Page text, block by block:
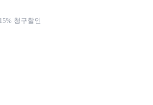
청구할인